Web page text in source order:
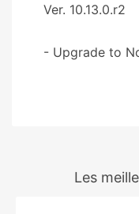
Ver. 10.13.0.r2
- Upgrade to
Les